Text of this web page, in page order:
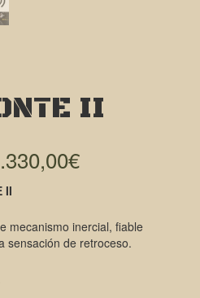
II
€
II
mecanismo inercial, fiable
sensación de retroceso.